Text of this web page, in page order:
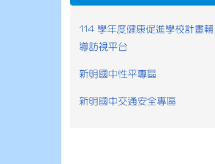
114 學年度健康促進學校計畫輔
導訪視平台
新明國中性平專區
新明國中交通安全專區